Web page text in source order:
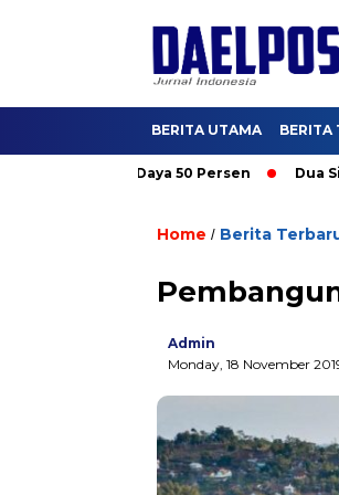
BERITA UTAMA BERITA
Tambah Daya 50 Persen Dua Siswa
Home / Berita
Admin
Monday, 18 November